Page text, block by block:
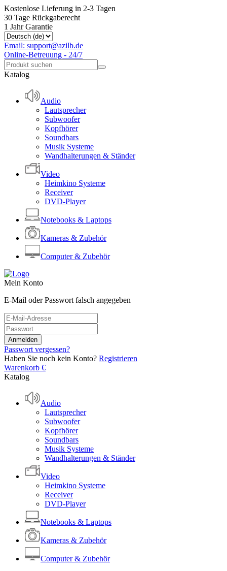
Kostenlose Lieferung in 2-3 Tagen
30 Tage Rückgaberecht
1 Jahr Garantie
Email: support@azilb.de
Online-Betreuung - 24/7
Katalog
Audio
Lautsprecher
Subwoofer
Kopfhörer
Soundbars
Musik Systeme
Wandhalterungen & Ständer
Video
Heimkino Systeme
Receiver
DVD-Player
Notebooks & Laptops
Kameras & Zubehör
Computer & Zubehör
Mein Konto
E-Mail oder Passwort falsch angegeben
Passwort vergessen?
Haben Sie noch kein Konto? Registrieren
Warenkorb €
Katalog
Audio
Lautsprecher
Subwoofer
Kopfhörer
Soundbars
Musik Systeme
Wandhalterungen & Ständer
Video
Heimkino Systeme
Receiver
DVD-Player
Notebooks & Laptops
Kameras & Zubehör
Computer & Zubehör